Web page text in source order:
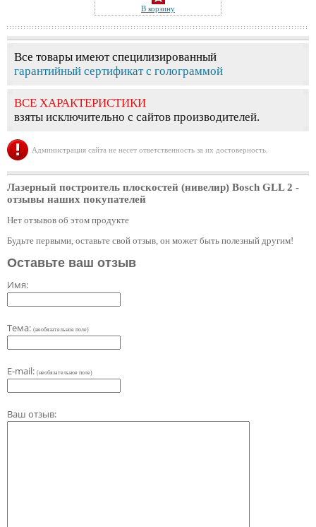
В корзину
Все товары имеют специлизированный
гарантийный сертификат с голограммой
ВСЕ ХАРАКТЕРИСТИКИ
взяты исключительно с сайтов производителей.
Администрация сайта не несет ответственность за их достоверность.
Лазерный построитель плоскостей (нивелир) Bosch GLL 2 -
отзывы наших покупателей
Нет отзывов об этом продукте
Будьте первыми, оставьте свой отзыв, он может быть полезный другим!
Оставьте ваш отзыв
Имя:
Тема: (необязательное поле)
E-mail: (необязательное поле)
Ваш отзыв: